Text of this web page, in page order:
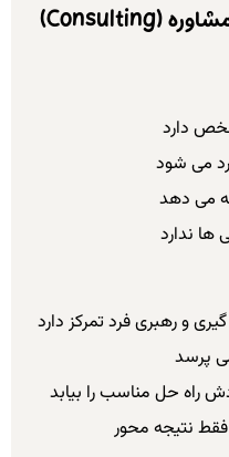
دارد
می شود
می دهد
ندارد
و رهبری فرد تمرکز دارد
پرسد
راه حل مناسب را بیابد
نتیجه محور